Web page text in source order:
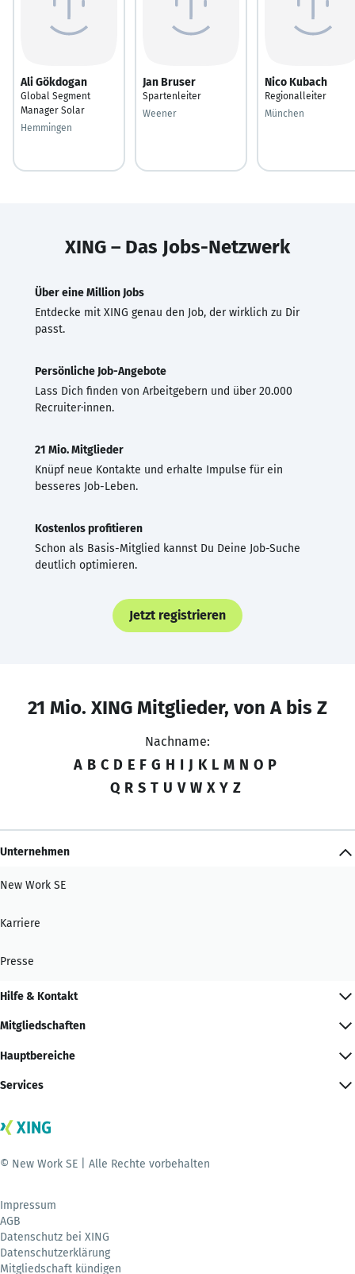
Ali Gökdogan
Global Segment
Manager Solar
Hemmingen
Jan Bruser
Spartenleiter
Weener
Nico Kubach
Regionalleiter
München
XING – Das Jobs-Netzwerk
Über eine Million Jobs
Entdecke mit XING genau den Job, der wirklich zu Dir
passt.
Persönliche Job-Angebote
Lass Dich finden von Arbeitgebern und über 20.000
Recruiter·innen.
21 Mio. Mitglieder
Knüpf neue Kontakte und erhalte Impulse für ein
besseres Job-Leben.
Kostenlos profitieren
Schon als Basis-Mitglied kannst Du Deine Job-Suche
deutlich optimieren.
Jetzt registrieren
21 Mio. XING Mitglieder, von A bis Z
Nachname:
A B C D E F G H I J K L M N O P
Q R S T U V W X Y Z
Unternehmen
New Work SE
Karriere
Presse
Hilfe & Kontakt
Mitgliedschaften
Hauptbereiche
Services
© New Work SE | Alle Rechte vorbehalten
Impressum
AGB
Datenschutz bei XING
Datenschutzerklärung
Mitgliedschaft kündigen